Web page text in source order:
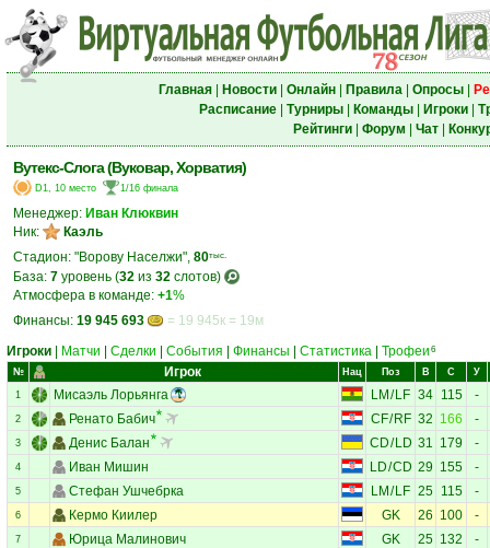
Главная| Новости| Онлайн| Правила| Опросы|
Расписание| Турниры| Команды| Игроки|
Рейтинги| Форум Чат|
Вутекс-Слога (Вуковар, Хорватия)
D1, 10 место 1/16 финала
Менеджер: Иван Клюквин
Ник:
Каэль
Стадион: "Ворову Населжи", 80тыс.
База: 7 уровень (32 из 32 слотов)
Атмосфера в команде: +1%
Финансы: 19 945 693
= 19 945к = 19м
Игроки
Матчи Сделки События Финансы Статистика Трофеи 6
№ Игрок Нац Поз В С У
1 Мисаэль Лорьянга LM / LF 34 115 -
2 Ренато Бабич CF/RF 32 166 -
3 Денис Балан CD/LD 31 179 -
4 Иван Мишин LD/CD 29 155 -
5 Стефан Ушчебрка LM / LF 25 115 -
6 Кермо Киилер GK 26 100 -
7 Юрица Малинович GK 25 132 -